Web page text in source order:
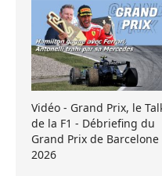
Vidéo - Grand Prix, le
de la F1 - Débriefing du
Grand Prix de Barcelone
2026